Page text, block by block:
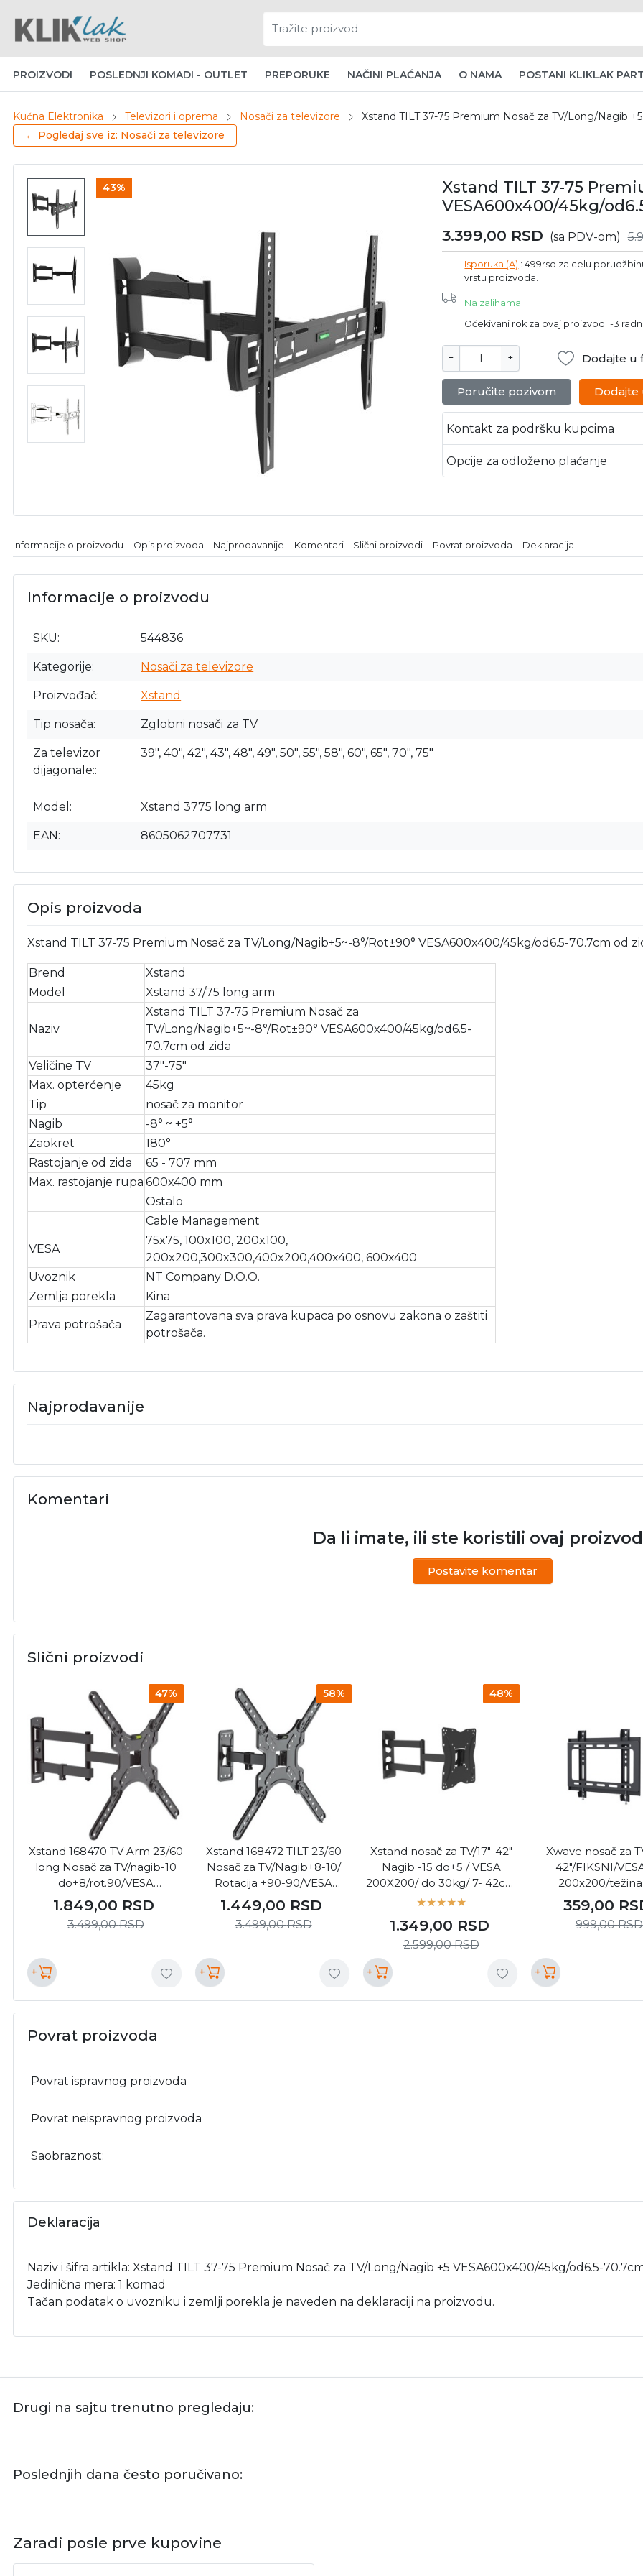
PROIZVODI POSLEDNJI KOMADI - OUTLET PREPORUKE NAČINI PLAĆANJA O NAMA POSTANI KLIKLAK
Kućna Elektronika Televizori i oprema Nosači za televizore
Xstand TILT 37-75 Premium Nosač za TV/Long/Nagib
← Pogledaj sve iz: Nosači za televizore
43%
Xstand TILT 37-75
VESA600x400/45kg/
3.399,00 RSD (sa PDV-om)
Isporuka (A) : 499rsd za celu
vrstu proizvoda.
Na zalihama
Očekivani rok za ovaj proizvod 1-3
− + Dodajte u
Poručite pozivom
Kontakt za podršku kupcima
Opcije za odloženo plaćanje
Informacije o proizvodu Opis proizvoda Najprodavanije Komentari Slični proizvodi Povrat proizvoda Deklaracija
Informacije o proizvodu
SKU 544836
Kategorije Nosači za televizore
Proizvođač Xstand
Tip nosača Zglobni nosači za TV
Za televizor
dijagonale:
39", 40", 42", 43", 48", 49", 50", 55", 58", 60", 65", 70", 75"
Model Xstand 3775 long arm
EAN 8605062707731
Opis proizvoda
Xstand TILT 37-75 Premium Nosač za TV/Long/Nagib+5~-8°/Rot±90° VESA600x400/45kg/od6.5-70.7cm od
Brend
Xstand
Model
Xstand 37/75 long arm
Naziv
Xstand TILT 37-75 Premium Nosač za
TV/Long/Nagib+5~-8°/Rot±90° VESA600x400/45kg/od6.5-
70.7cm od zida
Veličine TV
37"-75"
Max. opterćenje
45kg
Tip
nosač za monitor
Nagib
-8° ~ +5°
Zaokret
180°
Rastojanje od zida
65 - 707 mm
Max. rastojanje rupa 600x400 mm
Ostalo
Cable Management
VESA
75x75, 100x100, 200x100,
200x200,300x300,400x200,400x400, 600x400
Uvoznik
NT Company D.O.O.
Zemlja porekla
Kina
Prava potrošača
Zagarantovana sva prava kupaca po osnovu zakona o zaštiti
potrošača.
Najprodavanije
Komentari
Da li imate, ili ste koristili ovaj
Postavite komentar
Slični proizvodi
47%
Xstand 168470 TV Arm 23/60
long Nosač za TV/nagib-10
do+8/rot.90/VESA
400x400/25kg/5.5-42cm od
zida
1.849,00 RSD
3.499,00RSD
+
58%
Xstand 168472 TILT 23/60
Nosač za TV/Nagib+8-10/
Rotacija +90-90/VESA
400x400/30kg/6-26cm od
zida
1.449,00 RSD
3.499,00RSD
+
48%
Xstand nosač za TV/17"-42"
Nagib -15 do+5 / VESA
200X200/ do 30kg/ 7- 42cm
od zida ( Xstand TV Arm
1.349,00 RSD
2.599,00RSD
+
Xwave nosač za
42"/FIKSNI/
200x200/
30kg/2cm od
Xstand F17/42
359,00
999,00RSD
+
Povrat proizvoda
Povrat ispravnog proizvoda
Povrat neispravnog proizvoda
Saobraznost:
Deklaracija
Naziv i šifra artikla: Xstand TILT 37-75 Premium Nosač za TV/Long/Nagib +5 VESA600x400/45kg/od6.5-
Jedinična mera: 1 komad
Tačan podatak o uvozniku i zemlji porekla je naveden na deklaraciji na proizvodu.
Drugi na sajtu trenutno pregledaju:
Poslednjih dana često poručivano:
Zaradi posle prve kupovine